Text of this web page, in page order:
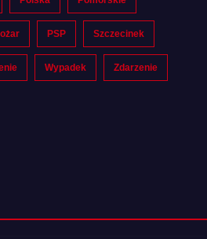
PSP Szczecinek
Wypadek Zdarzenie